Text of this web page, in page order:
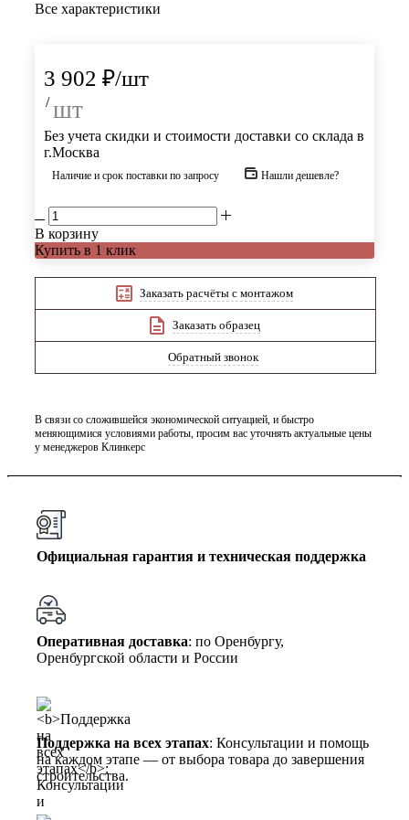
Все характеристики
3 902 ₽/шт
/ шт
Без учета скидки и стоимости доставки со склада в
г.Москва
Наличие и срок поставки по запросу Нашли дешевле?
В корзину
Купить в 1 клик
Заказать расчёты с монтажом
Заказать образец
Обратный звонок
В связи со сложившейся экономической ситуацией, и быстро
меняющимися условиями работы, просим вас уточнять актуальные цены
у менеджеров Клинкерс
Официальная гарантия и техническая поддержка
Оперативная доставка: по Оренбургу,
Оренбургской области и России
Поддержка на всех этапах: Консультации и помощь
на каждом этапе — от выбора товара до завершения
строительства.